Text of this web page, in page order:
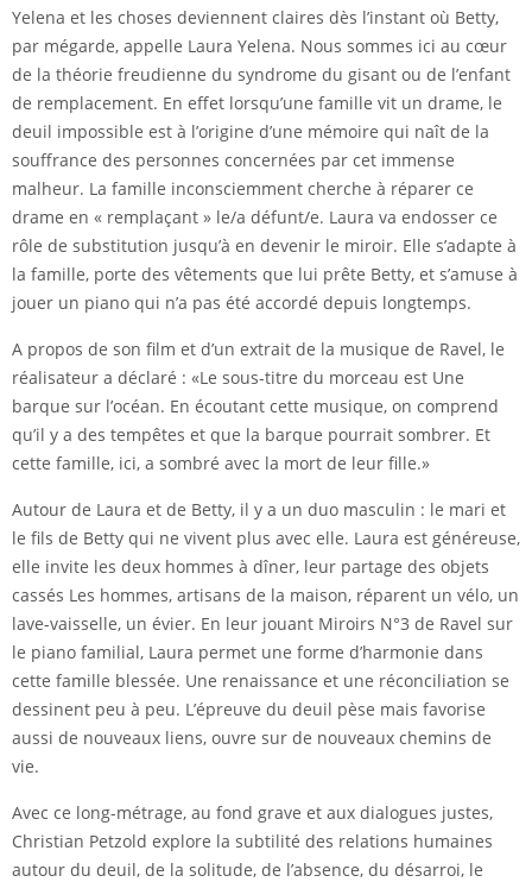
Yelena et les choses deviennent claires dès l’instant où Betty,
par mégarde, appelle Laura Yelena. Nous sommes ici au cœur
de la théorie freudienne du syndrome du gisant ou de l’enfant
de remplacement. En effet lorsqu’une famille vit un drame, le
deuil impossible est à l’origine d’une mémoire qui naît de la
souffrance des personnes concernées par cet immense
malheur. La famille inconsciemment cherche à réparer ce
drame en « remplaçant » le/a défunt/e. Laura va endosser ce
rôle de substitution jusqu’à en devenir le miroir. Elle s’adapte à
la famille, porte des vêtements que lui prête Betty, et s’amuse à
jouer un piano qui n’a pas été accordé depuis longtemps.
A propos de son film et d’un extrait de la musique de Ravel, le
réalisateur a déclaré : «Le sous-titre du morceau est Une
barque sur l’océan. En écoutant cette musique, on comprend
qu’il y a des tempêtes et que la barque pourrait sombrer. Et
cette famille, ici, a sombré avec la mort de leur fille.»
Autour de Laura et de Betty, il y a un duo masculin : le mari et
le fils de Betty qui ne vivent plus avec elle. Laura est généreuse,
elle invite les deux hommes à dîner, leur partage des objets
cassés Les hommes, artisans de la maison, réparent un vélo, un
lave-vaisselle, un évier. En leur jouant Miroirs N°3 de Ravel sur
le piano familial, Laura permet une forme d’harmonie dans
cette famille blessée. Une renaissance et une réconciliation se
dessinent peu à peu. L’épreuve du deuil pèse mais favorise
aussi de nouveaux liens, ouvre sur de nouveaux chemins de
vie.
Avec ce long-métrage, au fond grave et aux dialogues justes,
Christian Petzold explore la subtilité des relations humaines
autour du deuil, de la solitude, de l’absence, du désarroi, le